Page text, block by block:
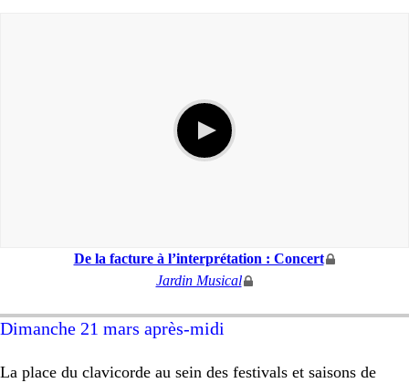
De la facture à l’interprétation : Concert
Jardin Musical
Dimanche 21 mars après-midi
La place du clavicorde au sein des festivals et saisons de